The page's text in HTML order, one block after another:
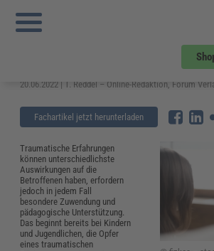
Sie sind hier:
Traumapädagogik? – Methoden und Definition
Was ist
Methoden und Definition
20.06.2022 | T. Reddel – Online-Redaktion, Forum
Fachartikel jetzt herunterladen
Traumatische Erfahrungen
können unterschiedlichste
Auswirkungen auf die
Betroffenen haben, erfordern
jedoch in jedem Fall
besondere Zuwendung und
pädagogische Unterstützung.
Das beginnt bereits bei Kindern
und Jugendlichen, die Opfer
eines traumatischen